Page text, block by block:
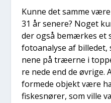
Kun­ne det sam­me
31 år sene­re? Noget
der også bemær­kes et
foto­a­na­ly­se af
ne­ne på træ­er­ne i
re nede end de
for­me­de objekt være
fiskes­nø­rer, som vil­le